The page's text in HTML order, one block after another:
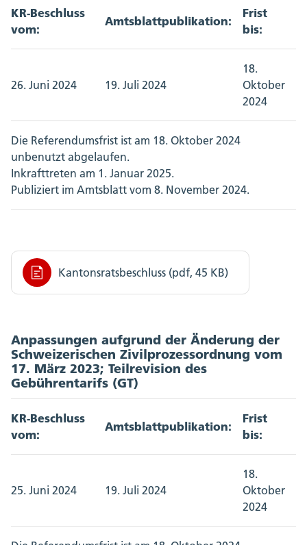
KR-Beschluss
vom:
Amtsblattpublikation:
Frist
bis:
26. Juni 2024 19. Juli 2024
18.
Oktober
2024
Die Referendumsfrist ist am 18. Oktober 2024
unbenutzt abgelaufen.
Inkrafttreten am 1. Januar 2025.
Publiziert im Amtsblatt vom 8. November 2024.
Kantonsratsbeschluss (pdf, 45 KB)
Anpassungen aufgrund der Änderung der
Schweizerischen Zivilprozessordnung vom
17. März 2023; Teilrevision des
Gebührentarifs (GT)
KR-Beschluss
vom:
Amtsblattpublikation:
Frist
bis:
25. Juni 2024 19. Juli 2024
18.
Oktober
2024